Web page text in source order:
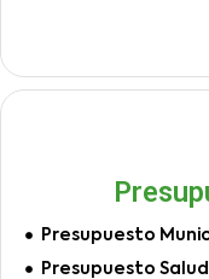
Presupuesto
Presupuesto Salud